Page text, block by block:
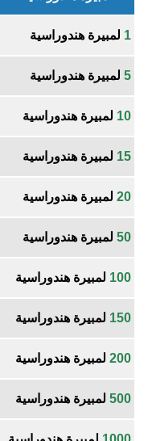
1 لمبيرة هندوراسية
5 لمبيرة هندوراسية
10 لمبيرة هندوراسية
15 لمبيرة هندوراسية
20 لمبيرة هندوراسية
50 لمبيرة هندوراسية
100 لمبيرة هندوراسية
150 لمبيرة هندوراسية
200 لمبيرة هندوراسية
500 لمبيرة هندوراسية